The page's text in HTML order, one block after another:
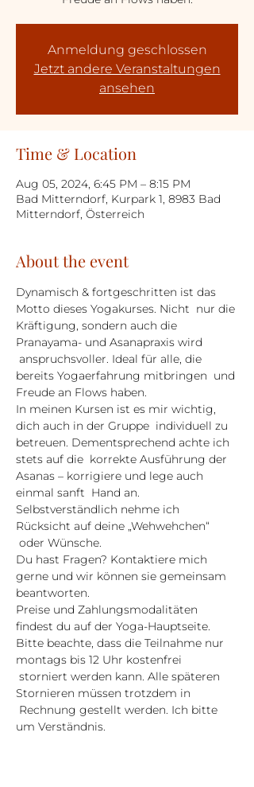
Anmeldung geschlossen
Jetzt andere Veranstaltungen
ansehen
Time & Location
Aug 05, 2024, 6:45 PM – 8:15 PM
Bad Mitterndorf, Kurpark 1, 8983 Bad
Mitterndorf, Österreich
About the event
Dynamisch & fortgeschritten ist das
Motto dieses Yogakurses. Nicht  nur die
Kräftigung, sondern auch die
Pranayama- und Asanapraxis wird
anspruchsvoller. Ideal für alle, die
bereits Yogaerfahrung mitbringen  und
Freude an Flows haben.
In meinen Kursen ist es mir wichtig,
dich auch in der Gruppe  individuell zu
betreuen. Dementsprechend achte ich
stets auf die  korrekte Ausführung der
Asanas – korrigiere und lege auch
einmal sanft  Hand an.
Selbstverständlich nehme ich
Rücksicht auf deine „Wehwehchen“
oder Wünsche.
Du hast Fragen? Kontaktiere mich
gerne und wir können sie gemeinsam
beantworten.
Preise und Zahlungsmodalitäten
findest du auf der Yoga-Hauptseite.
Bitte beachte, dass die Teilnahme nur
montags bis 12 Uhr kostenfrei
storniert werden kann. Alle späteren
Stornieren müssen trotzdem in
Rechnung gestellt werden. Ich bitte
um Verständnis.